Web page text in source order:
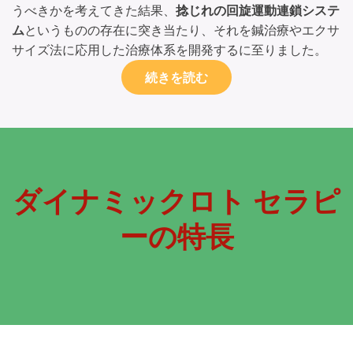
うべきかを考えてきた結果、 捻じれの回旋運動連鎖システ
ムというものの存在に突き当たり、それを鍼治療やエクサ
サイズ法に応用した治療体系を開発するに至りました。
続きを読む
ダイナミックロト セラピ
ーの特長